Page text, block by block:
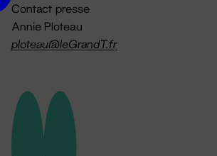
Contact presse
Annie Ploteau
ploteau@leGrandT.fr